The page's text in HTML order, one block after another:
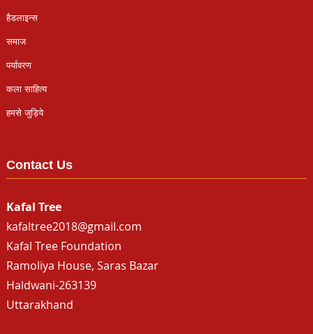
हैडलाइन्स
समाज
पर्यावरण
कला साहित्य
हमसे जुड़िये
Contact Us
Kafal Tree
kafaltree2018@gmail.com
Kafal Tree Foundation
Ramoliya House, Saras Bazar
Haldwani-263139
Uttarakhand